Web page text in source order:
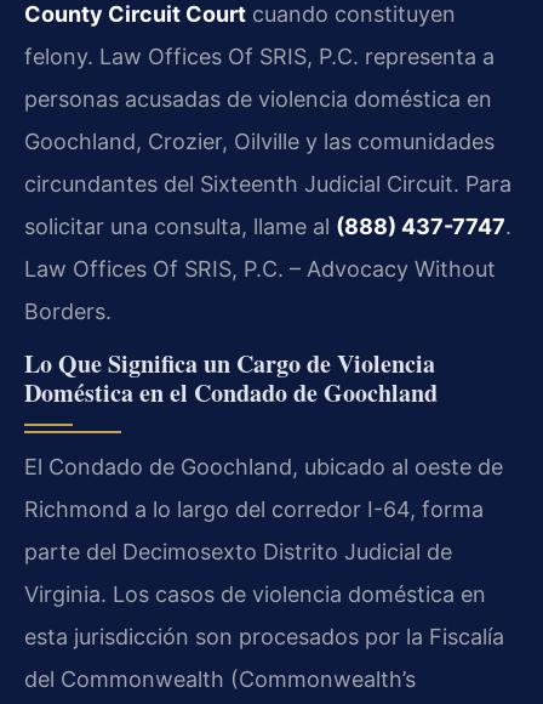
County Circuit Court cuando constituyen
felony. Law Offices Of SRIS, P.C. representa a
personas acusadas de violencia doméstica en
Goochland, Crozier, Oilville y las comunidades
circundantes del Sixteenth Judicial Circuit. Para
solicitar una consulta, llame al (888) 437-7747.
Law Offices Of SRIS, P.C. – Advocacy Without
Borders.
Lo Que Significa un Cargo de Violencia
Doméstica en el Condado de Goochland
El Condado de Goochland, ubicado al oeste de
Richmond a lo largo del corredor I-64, forma
parte del Decimosexto Distrito Judicial de
Virginia. Los casos de violencia doméstica en
esta jurisdicción son procesados por la Fiscalía
del Commonwealth (Commonwealth’s